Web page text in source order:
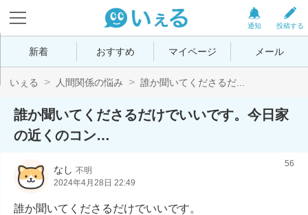
投稿する
通知
新着 おすすめ マイページ メール
いぇる 人間関係の悩み 誰か聞いてくださるだ...
誰か聞いてくださるだけでいいです。今日家
の近くのコン…
なし 不明
2024年4月28日 22:49
56
誰か聞いてくださるだけでいいです。